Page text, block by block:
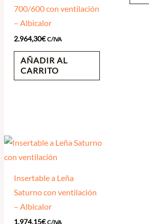
700/600 con ventilación
– Albicalor
2.964,30€ C/IVA
AÑADIR AL
CARRITO
Insertable a Leña
Saturno con ventilación
– Albicalor
1.974,15€ C/IVA